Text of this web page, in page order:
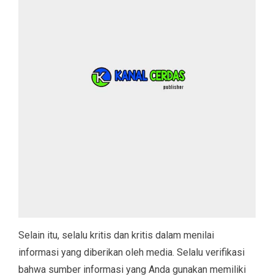
Selain itu, selalu kritis dan kritis dalam menilai
informasi yang diberikan oleh media. Selalu verifikasi
bahwa sumber informasi yang Anda gunakan memiliki